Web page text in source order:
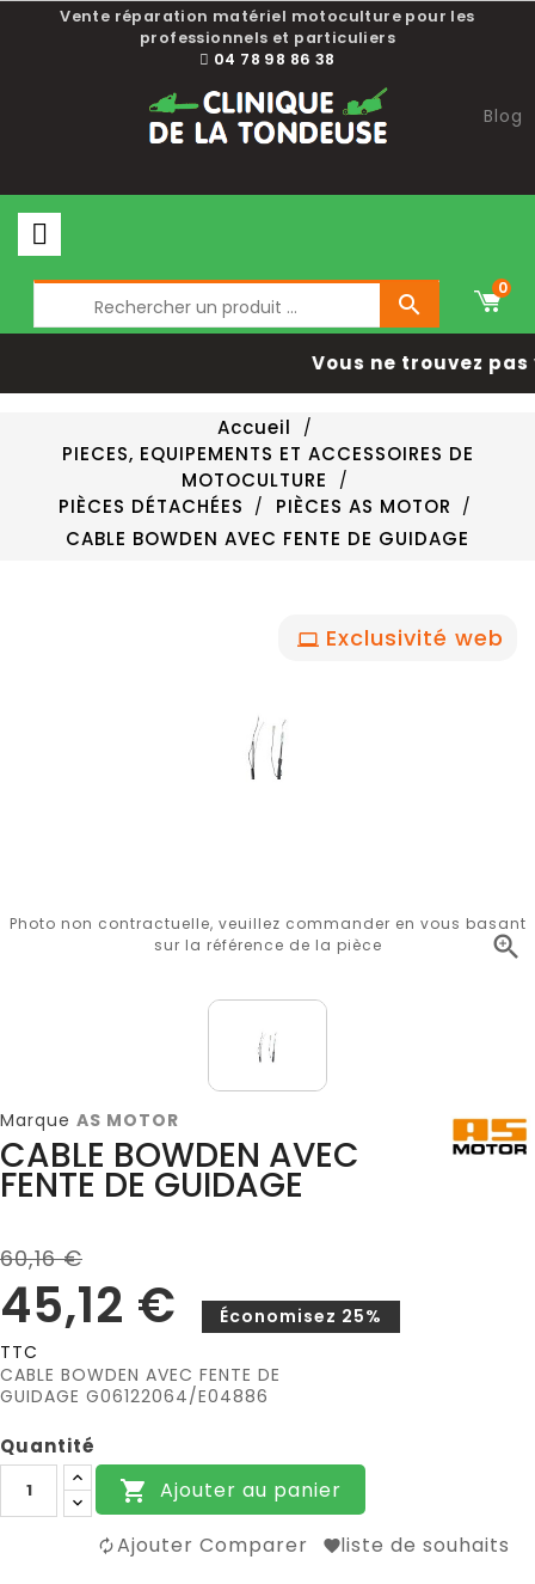
Vente réparation matériel motoculture pour les
professionnels et particuliers
04 78 98 86 38
Blog

0
Vous ne trouvez
Accueil
PIECES, EQUIPEMENTS ET ACCESSOIRES DE
MOTOCULTURE
PIÈCES DÉTACHÉES
PIÈCES AS MOTOR
CABLE BOWDEN AVEC FENTE DE GUIDAGE
Exclusivité web

Photo non contractuelle, veuillez commander en vous basant
sur la référence de la pièce
Marque AS MOTOR
CABLE BOWDEN AVEC
FENTE DE GUIDAGE
60,16 €
45,12 €
Économisez 25%
TTC
CABLE BOWDEN AVEC FENTE DE
GUIDAGE G06122064/E04886
Quantité
 Ajouter au panier
Ajouter Comparer liste de souhaits